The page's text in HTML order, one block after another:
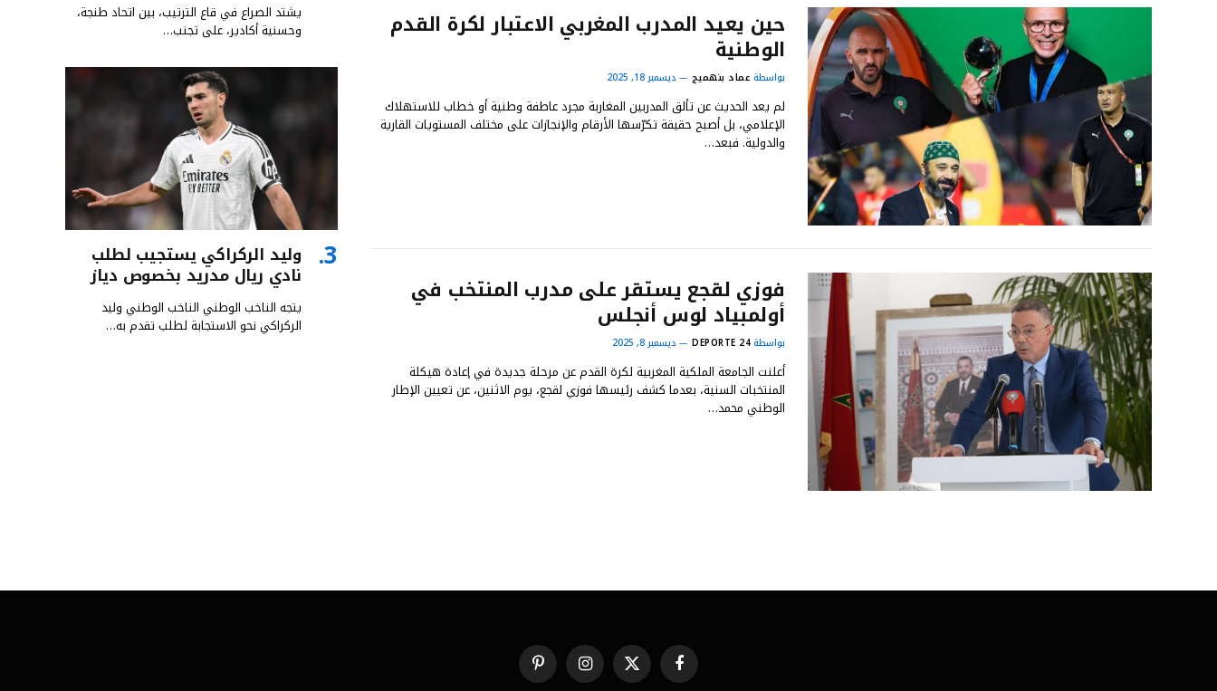
حين يعيد المدرب المغربي الاعتبار لكرة القدم
الوطنية
بواسطة عماد بنهميج ديسمبر 18, 2025
لم يعد الحديث عن تألق المدربين المغاربة مجرد عاطفة وطنية أو خطاب للاستهلاك
الإعلامي، بل أصبح حقيقة تكرّسها الأرقام والإنجازات على مختلف المستويات القارية
والدولية. فبعد…
فوزي لقجع يستقر على مدرب المنتخب في
أولمبياد لوس أنجلس
بواسطةDEPORTE 24 ديسمبر 8, 2025
أعلنت الجامعة الملكية المغربية لكرة القدم عن مرحلة جديدة في إعادة هيكلة
المنتخبات السنية، بعدما كشف رئيسها فوزي لقجع، يوم الاثنين، عن تعيين الإطار
الوطني محمد…
يشتد الصراع في قاع الترتيب، بين اتحاد طنجة،
وحسنية أكادير، على تجنب…
وليد الركراكي يستجيب لطلب
نادي ريال مدريد بخصوص دياز
يتجه الناخب الوطني الناخب الوطني وليد
الركراكي نحو الاستجابة لطلب تقدم به…
فيسبوك X الانستغرامبينتيريست